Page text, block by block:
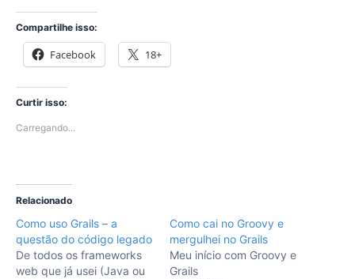
Compartilhe isso:
Facebook 18+
Curtir isso:
Carregando...
Relacionado
Como uso Grails – a
questão do código legado
De todos os frameworks
web que já usei (Java ou
Como cai no Groovy e
mergulhei no Grails
Meu início com Groovy e
Grails